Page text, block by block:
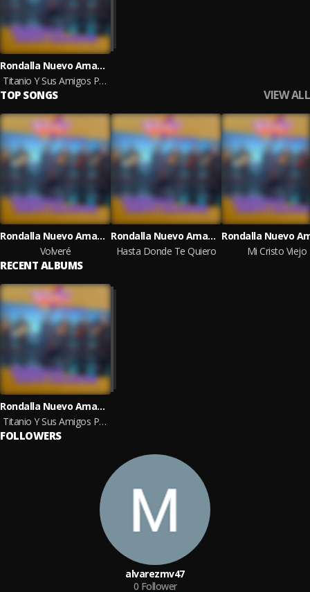
Rondalla Nuevo Amanecer
Titanio Y Sus Amigos Presenta a Rondalla Nuevo Amanecer
TOP SONGS VIEW ALL
Rondalla Nuevo Amanecer
Volveré
Rondalla Nuevo Amanecer
Hasta Donde Te Quiero
Mi Cristo Viejo
RECENT ALBUMS
Rondalla Nuevo Amanecer
Titanio Y Sus Amigos Presenta a Rondalla Nuevo Amanecer
FOLLOWERS
alvarezmv47
0 Follower